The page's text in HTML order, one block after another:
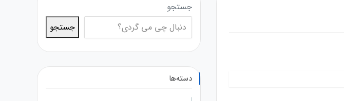
جستجو
جستجو
دسته‌ها